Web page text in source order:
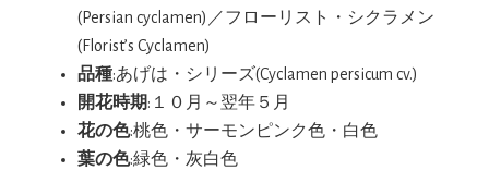
(Persian cyclamen)／フローリスト・シクラメン
(Florist’s Cyclamen)
品種:あげは・シリーズ(Cyclamen persicum cv.)
開花時期:１０月～翌年５月
花の色:桃色・サーモンピンク色・白色
葉の色:緑色・灰白色